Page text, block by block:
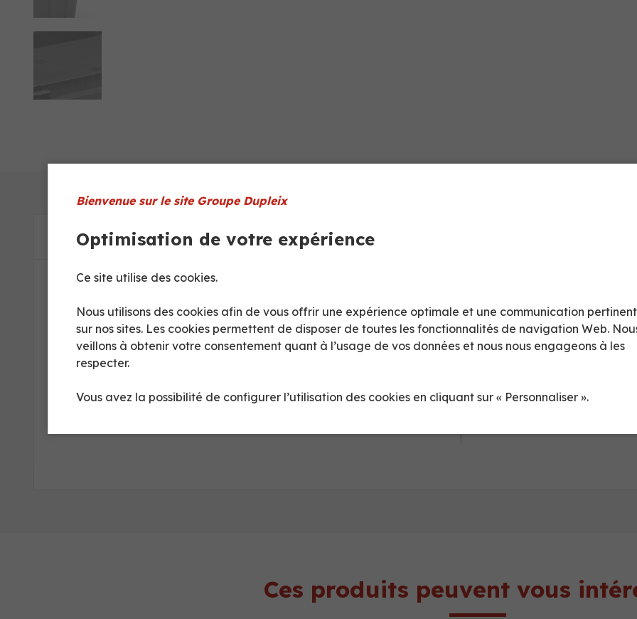
Dimensions Fiche produit
Dimensions Extérieures (mm)
Longueur 1200
Ces produits peuvent vous
Bienvenue sur le site Groupe Dupleix
Optimisation de votre expérience
Ce site utilise des cookies.
Nous utilisons des cookies afin de vous offrir une expérience optimale et une communication
sur nos sites. Les cookies permettent de disposer de toutes les fonctionnalités de navigation Web.
veillons à obtenir votre consentement quant à l’usage de vos données et nous nous engageons à les
respecter.
Vous avez la possibilité de configurer l’utilisation des cookies en cliquant sur « Personnaliser ».